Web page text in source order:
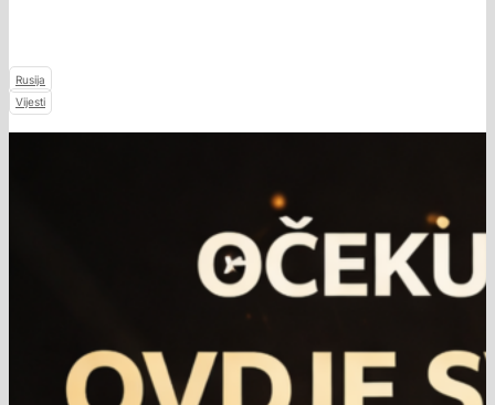
Rusija
Vijesti